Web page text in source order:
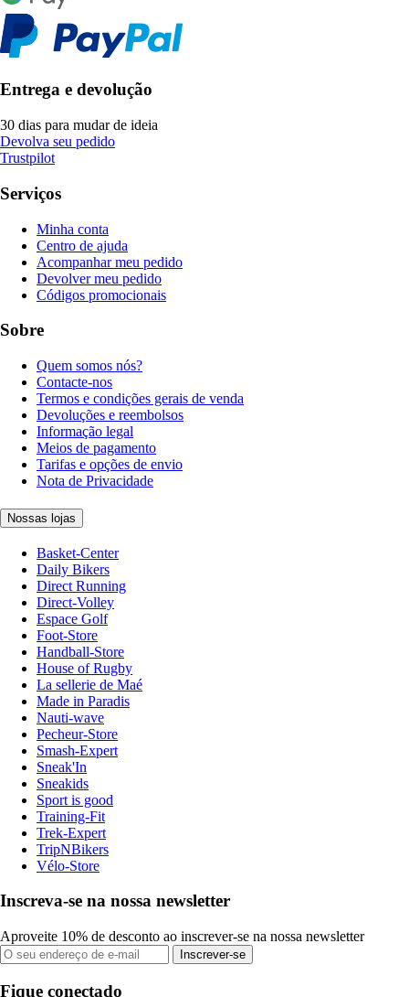
Entrega e devolução
30 dias para mudar de ideia
Devolva seu pedido
Trustpilot
Serviços
Minha conta
Centro de ajuda
Acompanhar meu pedido
Devolver meu pedido
Códigos promocionais
Sobre
Quem somos nós?
Contacte-nos
Termos e condições gerais de venda
Devoluções e reembolsos
Informação legal
Meios de pagamento
Tarifas e opções de envio
Nota de Privacidade
Nossas lojas
Basket-Center
Daily Bikers
Direct Running
Direct-Volley
Espace Golf
Foot-Store
Handball-Store
House of Rugby
La sellerie de Maé
Made in Paradis
Nauti-wave
Pecheur-Store
Smash-Expert
Sneak'In
Sneakids
Sport is good
Training-Fit
Trek-Expert
TripNBikers
Vélo-Store
Inscreva-se na nossa newsletter
Aproveite 10% de desconto ao inscrever-se na nossa newsletter
Inscrever-se
Fique conectado